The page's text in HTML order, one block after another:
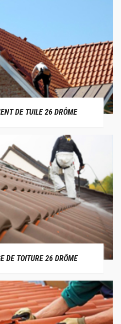
DE TUILE 26 DRÔME
DE TOITURE 26 DRÔME